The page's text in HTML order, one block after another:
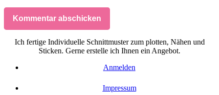
Kommentar abschicken
Ich fertige Individuelle Schnittmuster zum plotten, Nähen und
Sticken. Gerne erstelle ich Ihnen ein Angebot.
Anmelden
Impressum